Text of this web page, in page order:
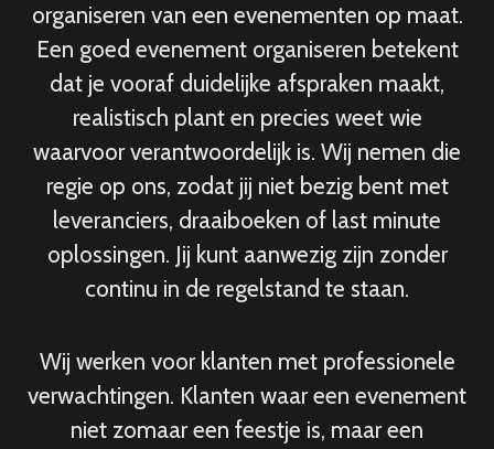
organiseren van een evenementen op maat.
Een goed evenement organiseren betekent
dat je vooraf duidelijke afspraken maakt,
realistisch plant en precies weet wie
waarvoor verantwoordelijk is. Wij nemen die
regie op ons, zodat jij niet bezig bent met
leveranciers, draaiboeken of last minute
oplossingen. Jij kunt aanwezig zijn zonder
continu in de regelstand te staan.
Wij werken voor klanten met professionele
verwachtingen. Klanten waar een evenement
niet zomaar een feestje is, maar een